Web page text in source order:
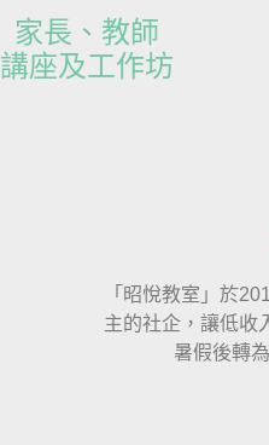
家長、教師
講座及工作坊
「昭悅教室」於
主的社企，讓低收
暑假後轉